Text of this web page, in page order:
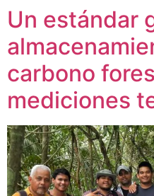
Un estándar
carbono
mediciones